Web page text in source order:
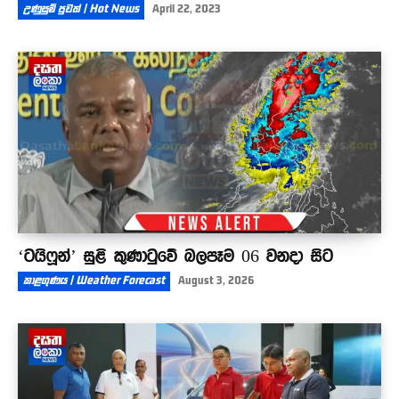
උණුසුම් පුවත් | Hot News April 22, 2023
‘ටයිෆූන්’ සුළි කුණාටුවේ බලපෑම 06 වනදා සිට
කාළගුණය | Weather Forecast August 3, 2026